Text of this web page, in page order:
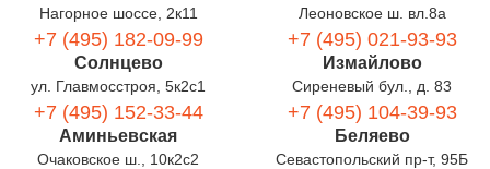
Нагорное шоссе, 2к11
+7 (495) 182-09-99
Леоновское ш. вл.8а
+7 (495) 021-93-93
Солнцево
ул. Главмосстроя, 5к2с1
+7 (495) 152-33-44
Измайлово
Сиреневый бул., д. 83
+7 (495) 104-39-93
Аминьевская
Очаковское ш., 10к2с2
Беляево
Севастопольский пр-т, 95Б